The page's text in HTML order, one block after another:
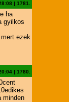
| 1781.
ha
gyilkos
ezek
| 1780.
minden